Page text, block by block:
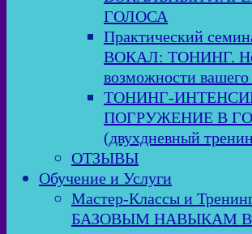
ГОЛОСА
Практический
ВОКАЛ: ТОНИНГ.
возможности вашего
ТОНИНГ-
ПОГРУЖЕНИЕ В
(двухдневный
ОТЗЫВЫ
Обучение и Услуги
Мастер-Классы и
БАЗОВЫМ НАВЫКАМ